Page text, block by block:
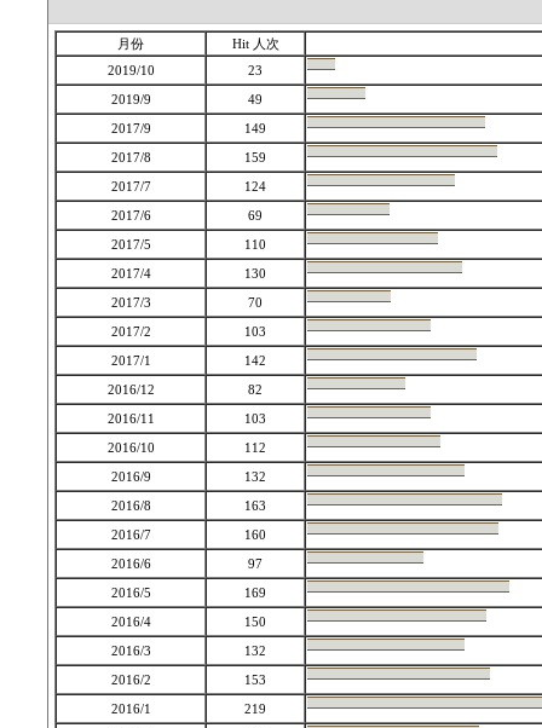
月份
Hit 人次
2019/10
23
2019/9
49
2017/9
149
2017/8
159
2017/7
124
2017/6
69
2017/5
110
2017/4
130
2017/3
70
2017/2
103
2017/1
142
2016/12
82
2016/11
103
2016/10
112
2016/9
132
2016/8
163
2016/7
160
2016/6
97
2016/5
169
2016/4
150
2016/3
132
2016/2
153
2016/1
219